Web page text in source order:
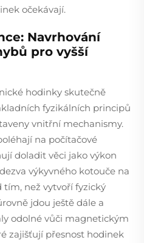
očekávají.
Navrhování
pro vyšší
hodinky skutečně
fyzikálních principů
vnitřní mechanismy.
na počítačové
doladit věci jako výkon
výkyvného kotouče na
tím, než vytvoří fyzický
jdou ještě dále a
odolné vůči magnetickým
zajišťují přesnost hodinek